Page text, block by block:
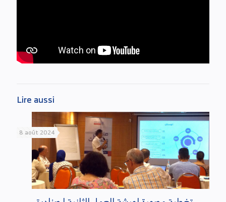
Lire aussi
8 août 2024